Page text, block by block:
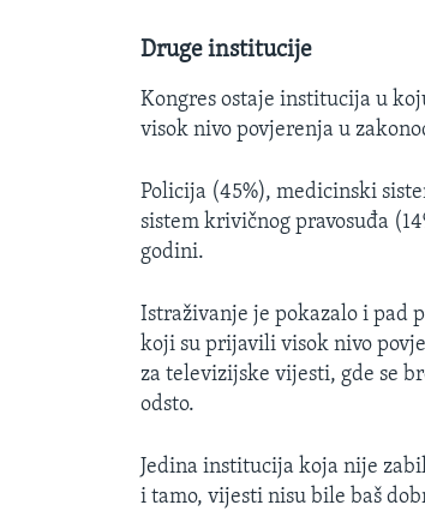
Druge institucije
Kongres ostaje institucija u
visok nivo povjerenja u
Policija (45%), medicinski
sistem krivičnog pravosuđa
godini.
Istraživanje je pokazalo i pad
koji su prijavili visok nivo
za televizijske vijesti, gde se
odsto.
Jedina institucija koja nije
i tamo, vijesti nisu bile baš